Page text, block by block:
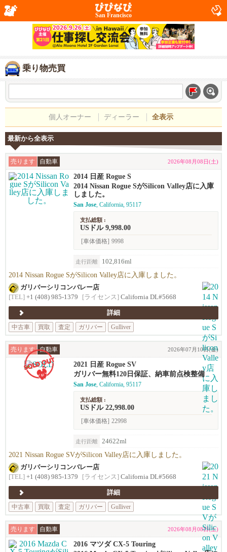
San Francisco
乗り物売買
個人オーナー ディーラー 全表示
最新から全表示
売ります 自動車 2026年08月08日(土)
2014 日産 Rogue S
2014 Nissan Rogue SがSilicon Valley店に入庫
しました。
San Jose, California, 95117
支払総額 :
USドル 9,998.00
[車体価格] 9998
走行距離 102,816ml
2014 Nissan Rogue SがSilicon Valley店に入庫しました。
ガリバーシリコンバレー店
[TEL] +1 (408) 985-1379 [ライセンス] California DL#5668
詳細
中古車
買取 査定 ガリバー Gulliver
売ります 自動車 2026年07月10日(金)
2021 日産 Rogue SV
ガリバー無料120日保証、納車前点検整備
San Jose, California, 95117
支払総額 :
USドル 22,998.00
[車体価格] 22998
走行距離 24622ml
2021 Nissan Rogue SVがSilicon Valley店に入庫しました。
ガリバーシリコンバレー店
[TEL] +1 (408) 985-1379 [ライセンス] California DL#5668
詳細
中古車
買取 査定 ガリバー Gulliver
売ります 自動車 2026年08月08日(土)
2016 マツダ CX-5 Touring